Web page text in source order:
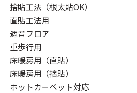
捨貼工法（根太貼OK）
直貼工法用
遮音フロア
重歩行用
床暖房用（直貼）
床暖房用（捨貼）
ホットカーペット対応